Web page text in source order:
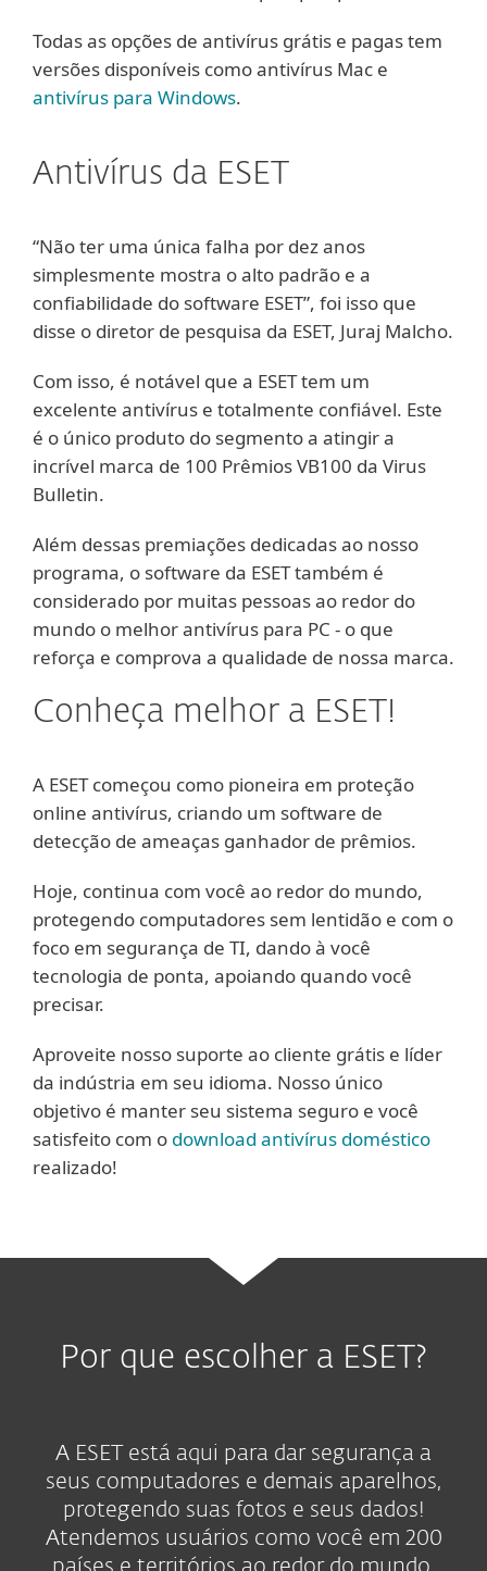
Todas as opções de antivírus grátis e pagas tem
versões disponíveis como antivírus Mac e
antivírus para Windows.
Antivírus da ESET
“Não ter uma única falha por dez anos
simplesmente mostra o alto padrão e a
confiabilidade do software ESET”, foi isso que
disse o diretor de pesquisa da ESET, Juraj Malcho.
Com isso, é notável que a ESET tem um
excelente antivírus e totalmente confiável. Este
é o único produto do segmento a atingir a
incrível marca de 100 Prêmios VB100 da Virus
Bulletin.
Além dessas premiações dedicadas ao nosso
programa, o software da ESET também é
considerado por muitas pessoas ao redor do
mundo o melhor antivírus para PC - o que
reforça e comprova a qualidade de nossa marca.
Conheça melhor a ESET!
A ESET começou como pioneira em proteção
online antivírus, criando um software de
detecção de ameaças ganhador de prêmios.
Hoje, continua com você ao redor do mundo,
protegendo computadores sem lentidão e com o
foco em segurança de TI, dando à você
tecnologia de ponta, apoiando quando você
precisar.
Aproveite nosso suporte ao cliente grátis e líder
da indústria em seu idioma. Nosso único
objetivo é manter seu sistema seguro e você
satisfeito com o download antivírus doméstico
realizado!
Por que escolher a ESET?
A ESET está aqui para dar segurança a
seus computadores e demais aparelhos,
protegendo suas fotos e seus dados!
Atendemos usuários como você em 200
países e territórios ao redor do mundo,